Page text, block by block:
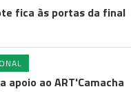
fica às portas da final
apoio ao ART'Camacha